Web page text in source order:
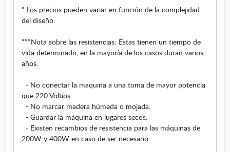
* Los precios pueden variar en función de la complejidad
del diseño.
***Nota sobre las resistencias: Estas tienen un tiempo de
vida determinado, en la mayoría de los casos duran varios
años.
- No conectar la maquina a una toma de mayor potencia
que 220 Voltios.
- No marcar madera húmeda o mojada.
- Guardar la máquina en lugares secos.
- Existen recambios de resistencia para las máquinas de
200W y 400W en caso de ser necesario.